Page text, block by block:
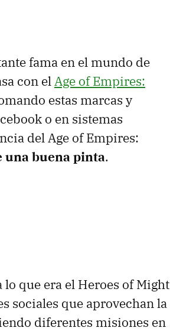
fama en el mundo de
con elAge of Empires:
estas marcas y
o en sistemas
del Age of Empires:
una buena pinta.
que era el Heroes of Might
sociales que aprovechan la
diferentes misiones en